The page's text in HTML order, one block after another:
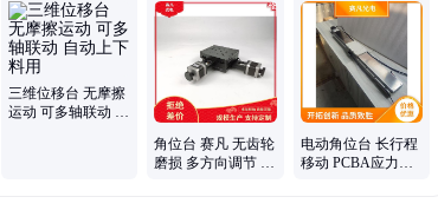
温控台、太阳模拟器、氙灯光源、卤钨灯光源、测量系统、钨钢探
针、太阳电池、可移探针座、吸收光谱测试、电化学工作站、电池夹
具、光电压测试系统、光电测试系统、单色仪
三维位移台 无摩擦
运动 可多轴联动 自
角位台 赛凡 无齿轮
磨损 多方向调节 自
电动角位台 长行程
移动 PCBA应力筛